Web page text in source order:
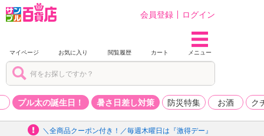
会員登録 ログイン
マイページ お気に入り 閲覧履歴 カート メニュー
プル太の誕生日！ 暑さ日差し対策 防災特集 お酒 ク
＼全商品クーポン付き！／毎週木曜日は『激得デー』